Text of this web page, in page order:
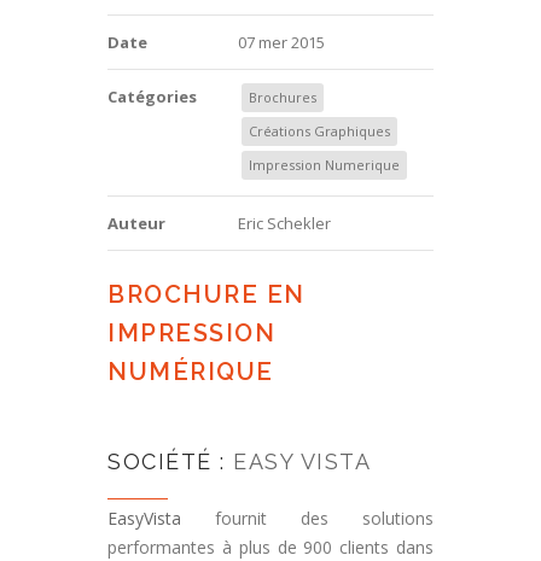
Date 07 mer 2015
Catégories
Brochures
Créations Graphiques
Impression Numerique
Auteur Eric Schekler
BROCHURE EN
IMPRESSION
NUMÉRIQUE
SOCIÉTÉ : EASY VISTA
EasyVista fournit des solutions
performantes à plus de 900 clients dans